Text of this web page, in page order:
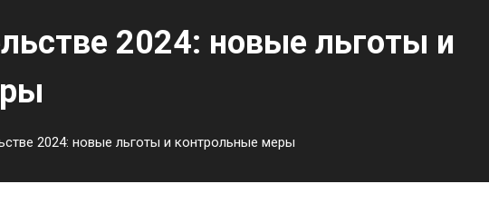
2024: новые льготы и
2024: новые льготы и контрольные меры